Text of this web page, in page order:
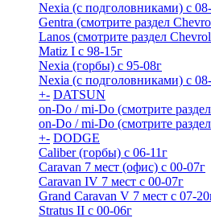
Nexia (с подголовниками) с
Gentra (смотрите раздел
Lanos (смотрите раздел
Matiz I с 98-15г
Nexia (горбы) с 95-08г
Nexia (с подголовниками) с
+- DATSUN
on-Do / mi-Do (смотрите
on-Do / mi-Do (смотрите
+- DODGE
Caliber (горбы) с 06-11г
Caravan 7 мест (офис) с 00-07г
Caravan IV 7 мест с 00-07г
Grand Caravan V 7 мест с 07-
Stratus II с 00-06г